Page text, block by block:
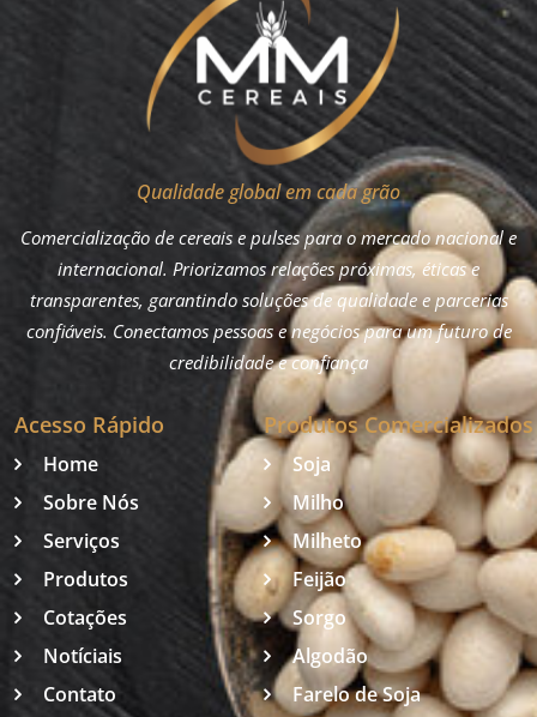
Qualidade global em cada grão
Comercialização de cereais e pulses para o mercado nacional e
internacional. Priorizamos relações próximas, éticas e
transparentes, garantindo soluções de qualidade e parcerias
confiáveis. Conectamos pessoas e negócios para um futuro de
credibilidade e confiança
Acesso Rápido
Home
Sobre Nós
Serviços
Produtos
Cotações
Notíciais
Contato
Produtos Comercializados
Soja
Milho
Milheto
Feijão
Sorgo
Algodão
Farelo de Soja